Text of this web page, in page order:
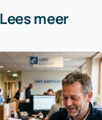
Lees meer